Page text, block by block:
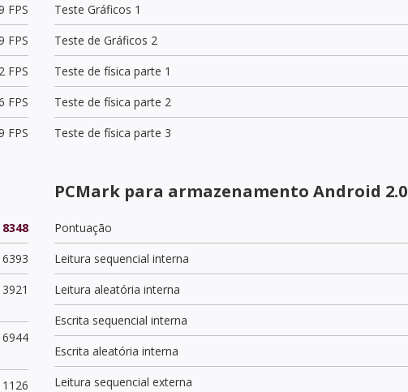
FPS
FPS
FPS
FPS
FPS
Teste Gráficos 1
Teste de Gráficos 2
Teste de física parte 1
Teste de física parte 2
Teste de física parte 3
8348
6393
3921
6944
PCMark para armazenamento Android 2.0
Pontuação
Leitura sequencial interna
Leitura aleatória interna
Escrita sequencial interna
Escrita aleatória interna
Leitura sequencial externa